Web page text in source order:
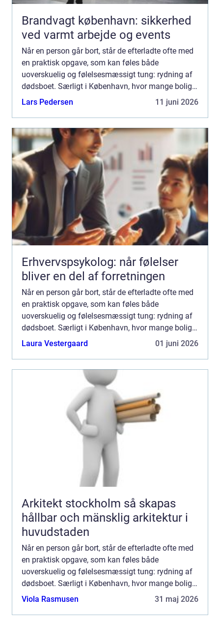
Brandvagt københavn: sikkerhed
ved varmt arbejde og events
Når en person går bort, står de efterladte ofte med
en praktisk opgave, som kan føles både
uoverskuelig og følelsesmæssigt tung: rydning af
dødsboet. Særligt i København, hvor mange boliger
er tæt møbleret, og hvor parkering, adgangsforhold
Lars Pedersen 11 juni 2026
Erhvervspsykolog: når følelser
bliver en del af forretningen
Når en person går bort, står de efterladte ofte med
en praktisk opgave, som kan føles både
uoverskuelig og følelsesmæssigt tung: rydning af
dødsboet. Særligt i København, hvor mange boliger
er tæt møbleret, og hvor parkering, adgangsforhold
Laura Vestergaard 01 juni 2026
Arkitekt stockholm så skapas
hållbar och mänsklig arkitektur i
huvudstaden
Når en person går bort, står de efterladte ofte med
en praktisk opgave, som kan føles både
uoverskuelig og følelsesmæssigt tung: rydning af
dødsboet. Særligt i København, hvor mange boliger
er tæt møbleret, og hvor parkering, adgangsforhold
Viola Rasmusen 31 maj 2026